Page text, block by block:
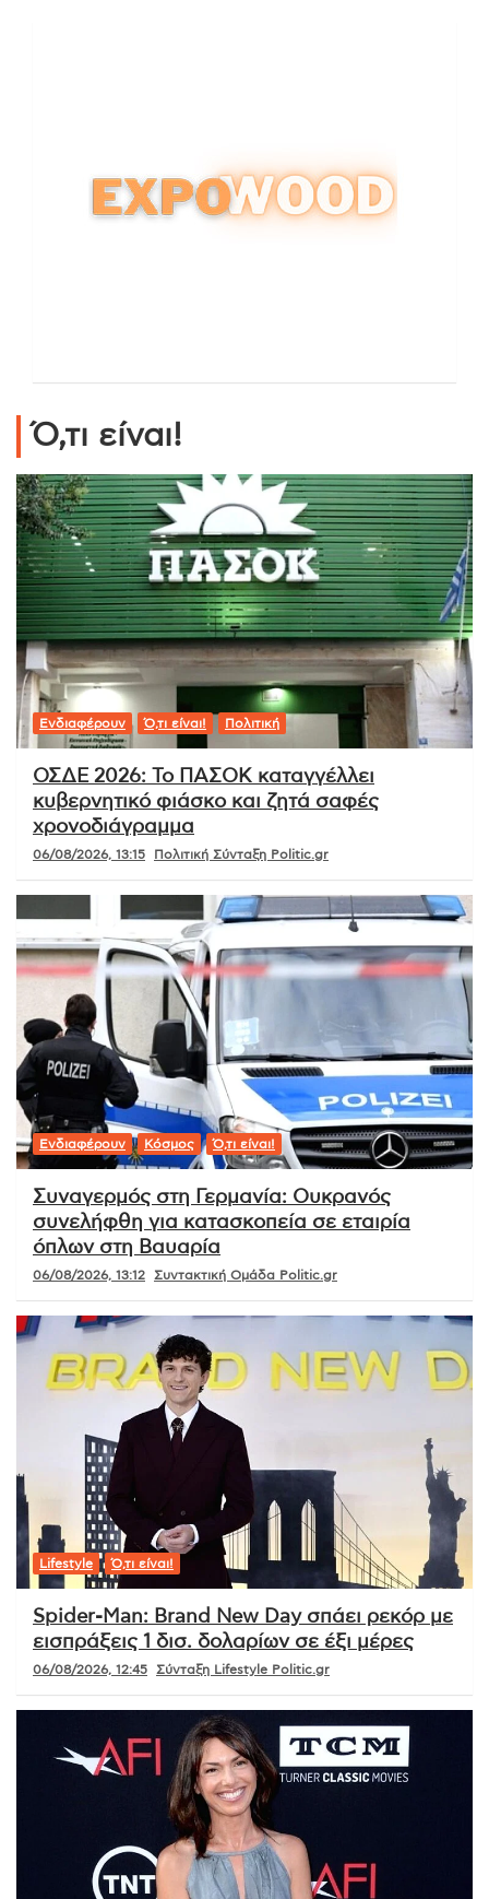
Ό,τι είναι!
Ενδιαφέρουν Ό,τι είναι! Πολιτική
ΟΣΔΕ 2026: Το ΠΑΣΟΚ καταγγέλλει
κυβερνητικό φιάσκο και ζητά σαφές
χρονοδιάγραμμα
06/08/2026, 13:15 Πολιτική Σύνταξη Politic.gr
Ενδιαφέρουν Κόσμος Ό,τι είναι!
Συναγερμός στη Γερμανία: Ουκρανός
συνελήφθη για κατασκοπεία σε εταιρία
όπλων στη Βαυαρία
06/08/2026, 13:12 Συντακτική Ομάδα Politic.gr
Lifestyle Ό,τι είναι!
Spider-Man: Brand New Day σπάει ρεκόρ με
εισπράξεις 1 δισ. δολαρίων σε έξι μέρες
06/08/2026, 12:45 Σύνταξη Lifestyle Politic.gr